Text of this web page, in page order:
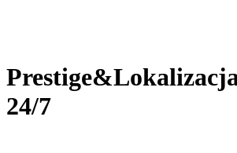
24/7